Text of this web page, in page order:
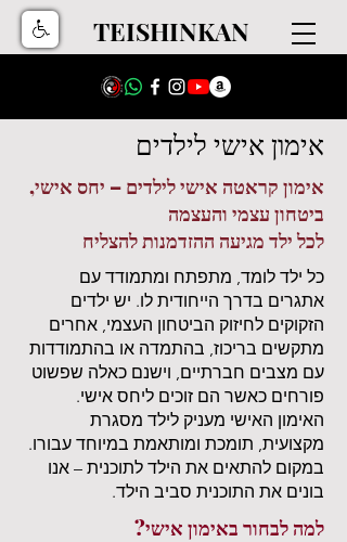
TEISHINKAN
אימון אישי לילדים
אימון קראטה אישי לילדים – יחס אישי,
ביטחון עצמי והעצמה
לכל ילד מגיעה ההזדמנות להצליח
כל ילד לומד, מתפתח ומתמודד עם
אתגרים בדרך הייחודית לו. יש ילדים
הזקוקים לחיזוק הביטחון העצמי, אחרים
מתקשים בריכוז, בהתמדה או בהתמודדות
עם מצבים חברתיים, וישנם כאלה שפשוט
פורחים כאשר הם זוכים ליחס אישי.
האימון האישי מעניק לילד מסגרת
מקצועית, תומכת ומותאמת במיוחד עבורו.
במקום להתאים את הילד לתוכנית – אנו
בונים את התוכנית סביב הילד.
למה לבחור באימון אישי?